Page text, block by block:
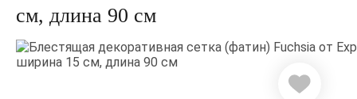
см, длина 90 см